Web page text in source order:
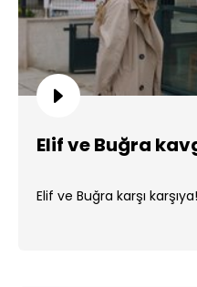
Elif ve Buğra
Elif ve Buğra karşı karşıya!